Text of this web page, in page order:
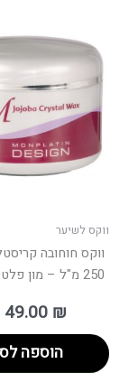
ווקס לשיער
ווקס חוחובה
250 מ"ל – מון פלטין
49.00 ₪
הוספה